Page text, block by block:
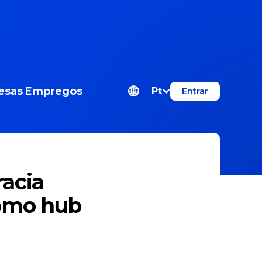
Empregos Pt Entrar
hub